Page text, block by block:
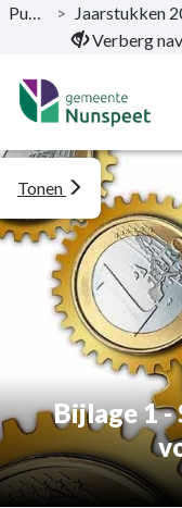
Naar hoofdinhoud
Publicaties >
Verberg
Bijlage 1 -
Tonen